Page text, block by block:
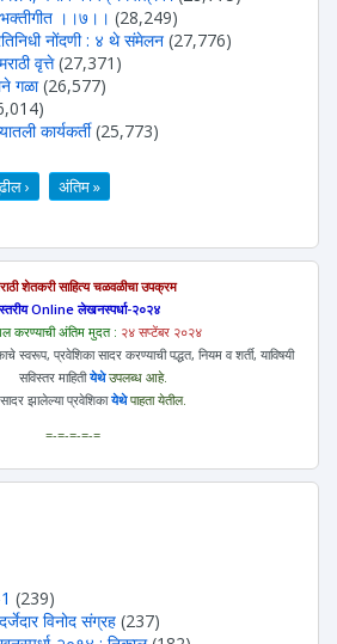
भक्तीगीत ।।७।। (28,249)
नोंदणी : ४ थे संमेलन (27,776)
वृत्ते (27,371)
गळा (26,577)
कार्यकर्ती (25,773)
› अंतिम »
शेतकरी साहित्य चळवळीचा उपक्रम
Online लेखनस्पर्धा-२०२४
करण्याची अंतिम मुदत : २४ सप्टेंबर २०२४
स्वरूप, प्रवेशिका सादर करण्याची पद्धत, नियम व शर्ती, याविषयी
सविस्तर माहितीयेथेउपलब्ध आहे.
सादर झालेल्या प्रवेशिकायेथेपाहता येतील.
=-=-=-=-=
(239)
विनोद संग्रह (237)